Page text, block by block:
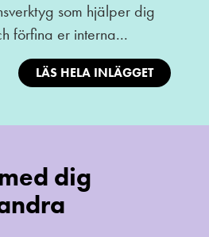
som hjälper dig
förfina er interna...
LÄS HELA INLÄGGET
dig